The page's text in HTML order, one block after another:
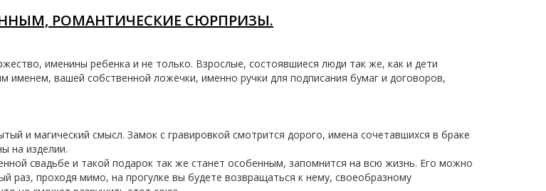
РОМАНТИЧЕСКИЕ СЮРПРИЗЫ.
именины ребенка и не только. Взрослые, состоявшиеся люди так же, как и дети
вашей собственной ложечки, именно ручки для подписания бумаг и договоров,
и магический смысл. Замок с гравировкой смотрится дорого, имена сочетавшихся в браке
на изделии.
свадьбе и такой подарок так же станет особенным, запомнится на всю жизнь. Его можно
проходя мимо, на прогулке вы будете возвращаться к нему, своеобразному